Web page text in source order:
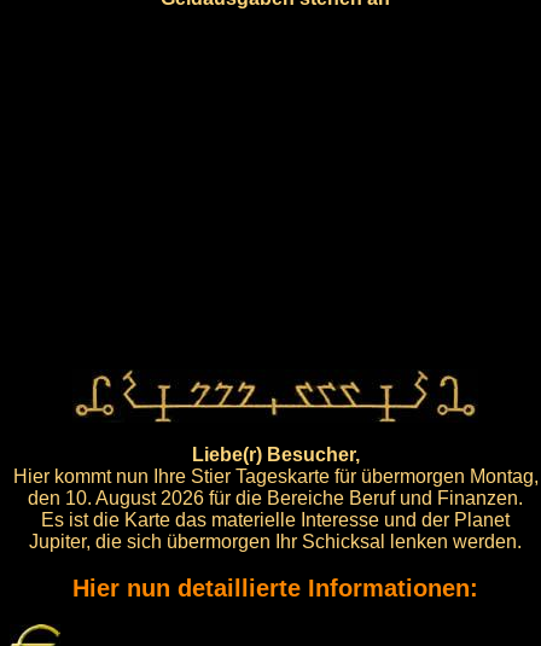
Liebe(r) Besucher,
Hier kommt nun Ihre Stier Tageskarte für übermorgen Montag,
den 10. August 2026 für die Bereiche Beruf und Finanzen.
Es ist die Karte das materielle Interesse und der Planet
Jupiter, die sich übermorgen Ihr Schicksal lenken werden.
Hier nun detaillierte Informationen: